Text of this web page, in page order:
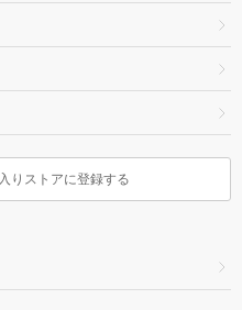
りストアに登録する